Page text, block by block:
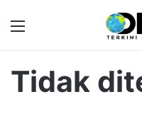
Tidak